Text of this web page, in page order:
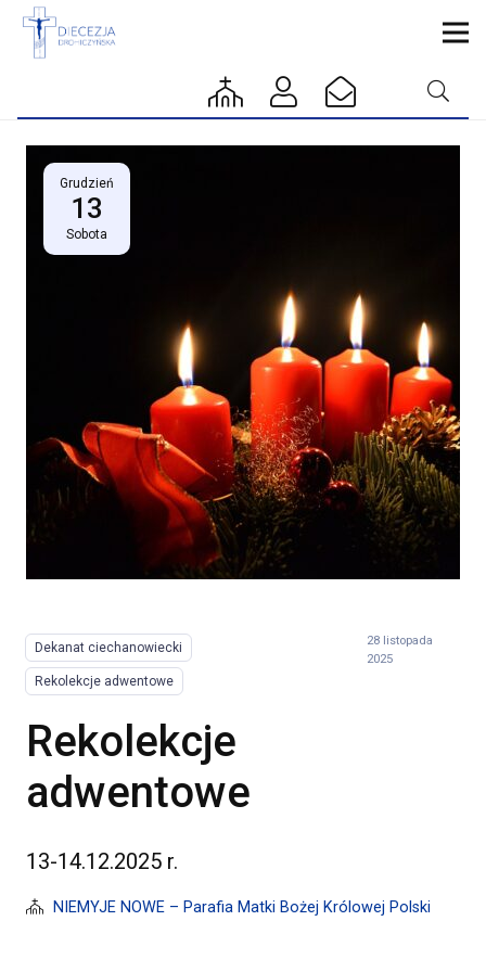
Grudzień
13
Sobota
Dekanat ciechanowiecki
Rekolekcje adwentowe
28 listopada
2025
Rekolekcje
adwentowe
13-14.12.2025 r.
NIEMYJE NOWE – Parafia Matki Bożej Królowej Polski